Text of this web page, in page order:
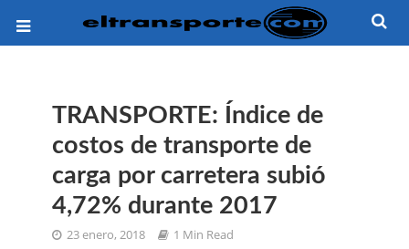
TRANSPORTE: Índice de
costos de transporte de
carga por carretera subió
4,72% durante 2017
23 enero, 2018 1 Min Read